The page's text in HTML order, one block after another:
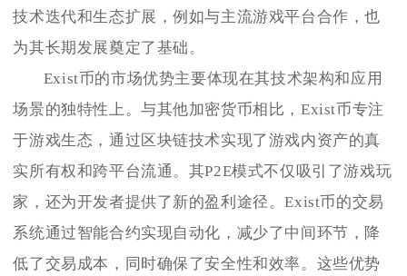
技术迭代和生态扩展，例如与主流游戏平台合作，也
为其长期发展奠定了基础。
Exist币的市场优势主要体现在其技术架构和应用
场景的独特性上。与其他加密货币相比，Exist币专注
于游戏生态，通过区块链技术实现了游戏内资产的真
实所有权和跨平台流通。其P2E模式不仅吸引了游戏玩
家，还为开发者提供了新的盈利途径。Exist币的交易
系统通过智能合约实现自动化，减少了中间环节，降
低了交易成本，同时确保了安全性和效率。这些优势